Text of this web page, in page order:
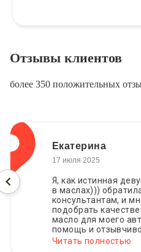
Отзывы клиентов
более 350 положительных
Екатерина
17 июля 2025
Я, как истинная
в маслах)))
консультантам, и
подобрать
масло для моего
помощь и
Читать полностью